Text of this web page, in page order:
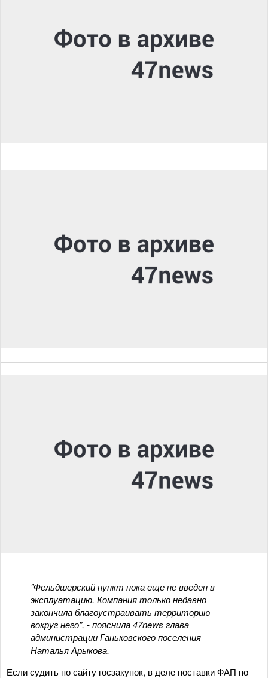
"Фельдшерский пункт пока еще не введен в
эксплуатацию. Компания только недавно
закончила благоустраивать территорию
вокруг него", - пояснила 47news глава
администрации Ганьковского поселения
Наталья Арыкова.
Если судить по сайту госзакупок, в деле поставки ФАП по